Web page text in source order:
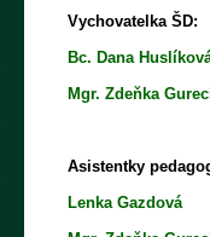
Vychovatelka ŠD:
Bc. Dana
Mgr. Zdeňka
Asistentky
Lenka